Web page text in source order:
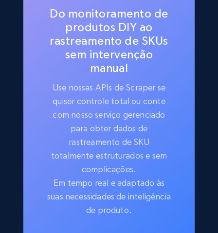
Do monitoramento de
produtos DIY ao
rastreamento de SKUs
sem intervenção
manual
Use nossas APIs de Scraper se
quiser controle total ou conte
com nosso serviço gerenciado
para obter dados de
rastreamento de SKU
totalmente estruturados e sem
complicações.
Em tempo real e adaptado às
suas necessidades de inteligência
de produto.